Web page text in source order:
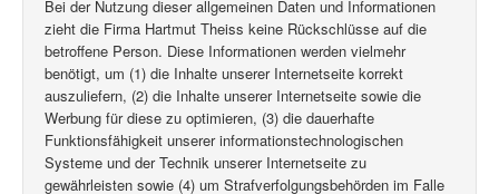
Bei der Nutzung dieser allgemeinen Daten und Informationen
zieht die Firma Hartmut Theiss keine Rückschlüsse auf die
betroffene Person. Diese Informationen werden vielmehr
benötigt, um (1) die Inhalte unserer Internetseite korrekt
auszuliefern, (2) die Inhalte unserer Internetseite sowie die
Werbung für diese zu optimieren, (3) die dauerhafte
Funktionsfähigkeit unserer informationstechnologischen
Systeme und der Technik unserer Internetseite zu
gewährleisten sowie (4) um Strafverfolgungsbehörden im Falle